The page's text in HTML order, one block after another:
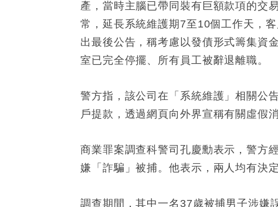
產，當時主腦已帶同裝有巨額款項的交
常，延長系統維護期7至10個工作天，
出最後公告，稱考慮以發債形式籌集資
室已完全停擺、所有員工被辭退離職。
警方指，該公司在「系統維護」相關公
戶提款，透過網頁向外界宣稱有關虛假消
商業罪案調查科警司孔慶勳表示，警方
嫌「詐騙」被捕。他表示，兩人均有決
調查期間，其中一名37歲被捕男子涉嫌